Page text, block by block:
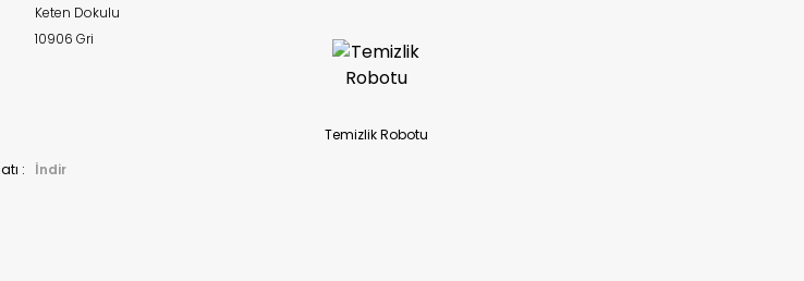
Keten Dokulu
10906 Gri
: İndir
Temizlik Robotu